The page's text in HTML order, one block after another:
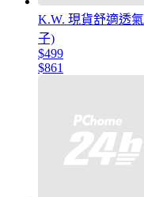
K.W. 現貨舒適透
子)
$499
$861